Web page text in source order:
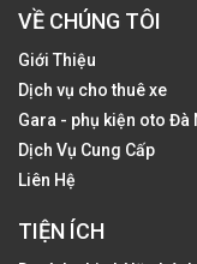
VỀ CHÚNG TÔI
Giới Thiệu
Dịch vụ cho thuê xe
Gara - phụ kiện oto Đà
Dịch Vụ Cung Cấp
Liên Hệ
TIỆN ÍCH